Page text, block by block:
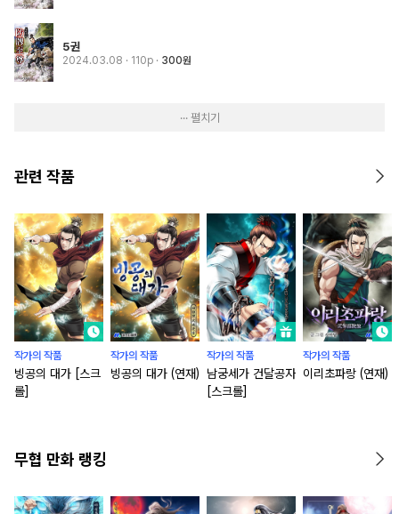
5권
2024.03.08 · 110p 300원
··· 펼치기
관련 작품
작가의 작품
빙공의 대가 [스크
롤]
작가의 작품
빙공의 대가 (연재)
작가의 작품
남궁세가 건달공자
[스크롤]
작가의 작품
이리초파랑 (연재)
무협 만화 랭킹